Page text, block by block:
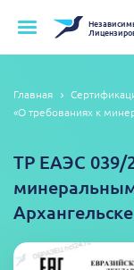
Главная
«О требованиях к
ТР ЕАЭС 039/